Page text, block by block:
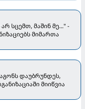
სცემთ, მაშინ მე..." -
მიმართა
დაუბრუნდეს,
მიიწვია